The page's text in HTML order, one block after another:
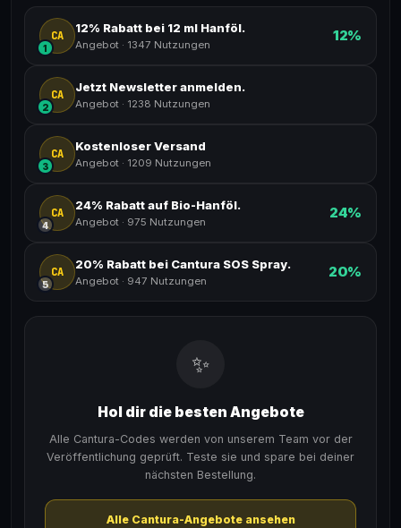
CA
1
12% Rabatt bei 12 ml Hanföl.
Angebot · 1347 Nutzungen
12%
CA
2
Jetzt Newsletter anmelden.
Angebot · 1238 Nutzungen
CA
3
Kostenloser Versand
Angebot · 1209 Nutzungen
CA
4
24% Rabatt auf Bio-Hanföl.
Angebot · 975 Nutzungen
24%
CA
5
20% Rabatt bei Cantura SOS Spray.
Angebot · 947 Nutzungen
20%
✨
Hol dir die besten Angebote
Alle Cantura-Codes werden von unserem Team vor der
Veröffentlichung geprüft. Teste sie und spare bei deiner
nächsten Bestellung.
Alle Cantura-Angebote ansehen